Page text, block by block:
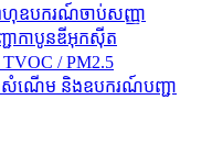
ឧបករណ៍ចាប់សញ្ញា
ាកាបូនឌីអុកស៊ីត
/ PM2.5
ណើម និងឧបករណ៍បញ្ជា